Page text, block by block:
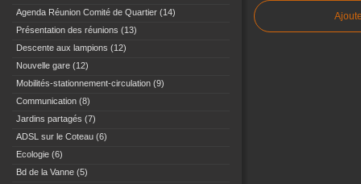
Agenda Réunion Comité de Quartier (14)
Présentation des réunions (13)
Descente aux lampions (12)
Nouvelle gare (12)
Mobilités-stationnement-circulation (9)
Communication (8)
Jardins partagés (7)
ADSL sur le Coteau (6)
Ecologie (6)
Bd de la Vanne (5)